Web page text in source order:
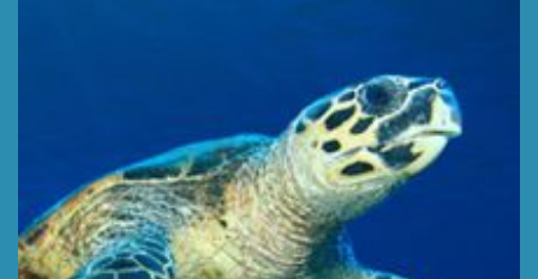
TORTUGA
Глубина 16 м
УЗНАТЬ БОЛЬШЕ